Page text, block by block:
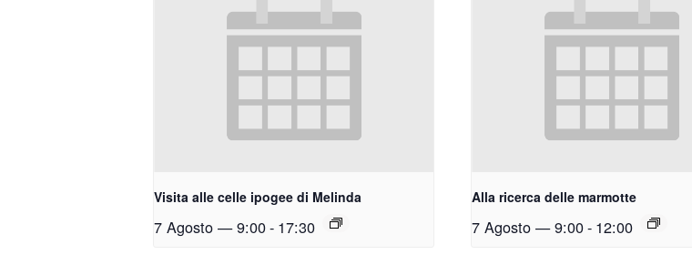
Visita alle celle ipogee di Melinda
7 Agosto — 9:00- 17:30
Alla ricerca delle marmotte
7 Agosto — 9:00- 12:00